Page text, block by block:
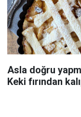
Asla doğru
Keki fırından